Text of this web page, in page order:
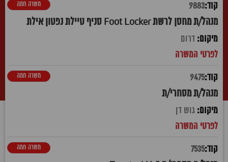
9883
מנהל/ת מחסן לרשת Foot Locker סניף טיילת נפטון אילת
משרה חמה
דרום
9475
מנהל/ת מסחרי/ת
משרה חמה
גוש דן
7535 משרה חמה